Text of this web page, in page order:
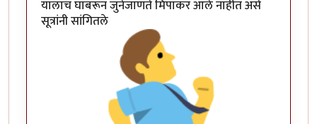
यालाच घाबरून जुनेजाणते मिपाकर आले नाहीत असे
सूत्रांनी सांगितले